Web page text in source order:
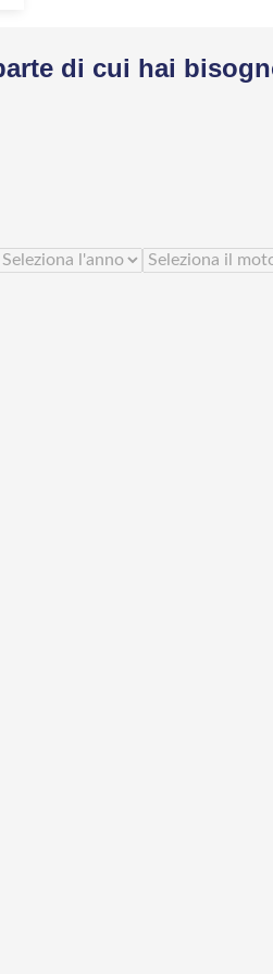
di cui hai